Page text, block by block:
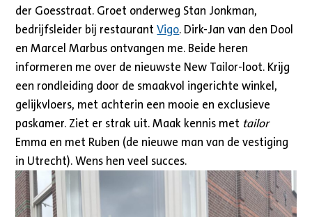
der Goesstraat. Groet onderweg Stan Jonkman,
bedrijfsleider bij restaurantVigo. Dirk-Jan van den Dool
en Marcel Marbus ontvangen me. Beide heren
informeren me over de nieuwste New Tailor-loot. Krijg
een rondleiding door de smaakvol ingerichte winkel,
gelijkvloers, met achterin een mooie en exclusieve
paskamer. Ziet er strak uit. Maak kennis met tailor
Emma en met Ruben (de nieuwe man van de vestiging
in Utrecht). Wens hen veel succes.